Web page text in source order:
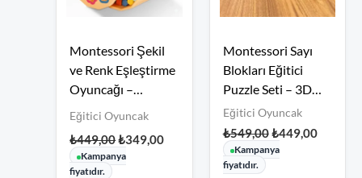
Montessori Şekil
ve Renk Eşleştirme
Oyuncağı –
Eğitici Oyuncak
₺449,00
fiyat:
₺449,00.
₺349,00
andaki
Kampanya
fiyatıdır.
Montessori Sayı
Blokları Eğitici
Puzzle Seti – 3D
Baskı Çocuk
Oyuncakları
Eğitici Oyuncak
₺549,00
fiyat:
₺549,00.
₺449,00
Kampanya
fiyatıdır.